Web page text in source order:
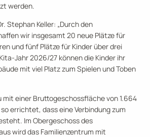
werden.
Stephan Keller: „Durch den
wir insgesamt 20 neue Plätze für
und fünf Plätze für Kinder über drei
Jahr 2026/27 können die Kinder ihr
mit viel Platz zum Spielen und Toben
mit einer Bruttogeschossfläche von 1.664
errichtet, dass eine Verbindung zum
Im Obergeschoss des
wird das Familienzentrum mit